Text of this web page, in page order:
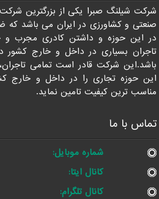
شرکت شیلنگ صبرا یکی از بزرگترین
صنعتی و کشاورزی در ایران می باشد که
در این حوزه و داشتن کادری مجرب و
تاجران بسیاری در داخل و خارج
باشد.این شرکت قادر است تمامی تاجران،
این حوزه تجاری را در داخل و خارج
مناسب ترین کیفیت تامین نماید.
تماس با ما
شماره موبایل:
کانال ایتا:
کانال تلگرام: